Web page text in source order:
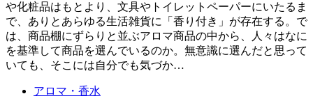
や化粧品はもとより、文具やトイレットペーパーにいたるま
で、ありとあらゆる生活雑貨に「香り付き」が存在する。で
は、商品棚にずらりと並ぶアロマ商品の中から、人々はなに
を基準して商品を選んでいるのか。無意識に選んだと思って
いても、そこには自分でも気づか…
アロマ・香水